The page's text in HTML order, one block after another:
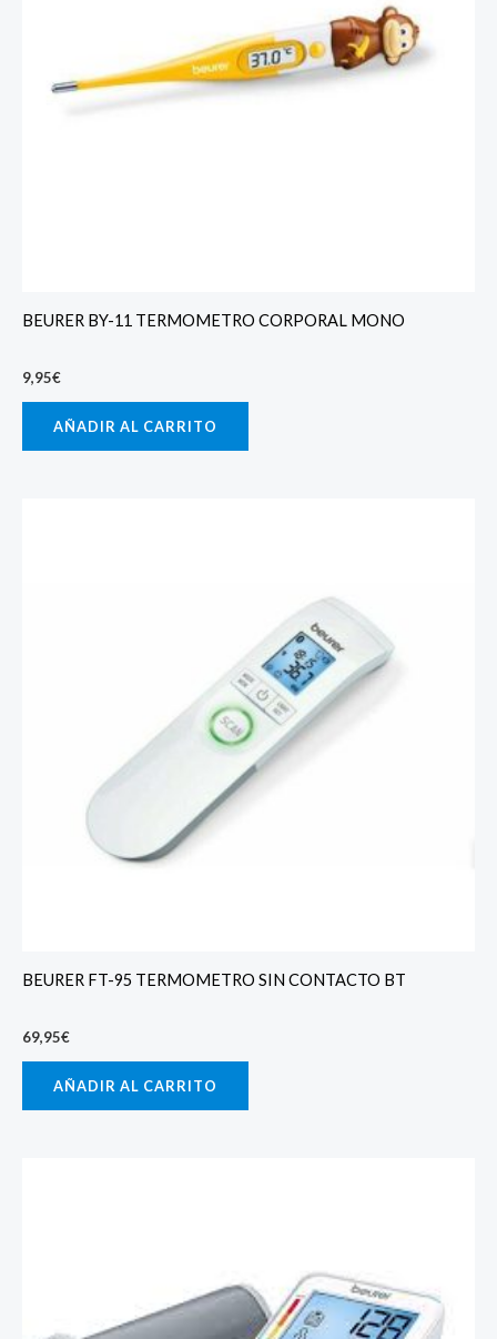
BEURER BY-11 TERMOMETRO CORPORAL MONO
9,95€
AÑADIR AL CARRITO
BEURER FT-95 TERMOMETRO SIN CONTACTO BT
69,95€
AÑADIR AL CARRITO